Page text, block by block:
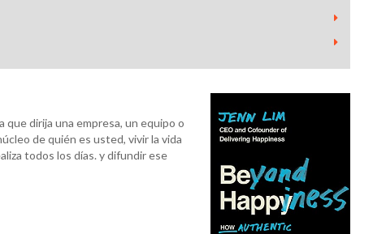
dirija una empresa, un equipo o
de quién es usted, vivir la vida
todos los días. y difundir ese